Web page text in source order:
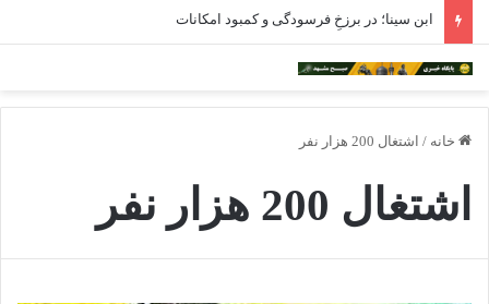
ابن سینا؛ در برزخِ فرسودگی و کمبود امکانات
خانه / اشتغال 200 هزار نفر
اشتغال 200 هزار نفر